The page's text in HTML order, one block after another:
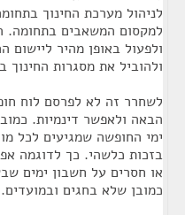
לניהול מערכת החינוך
למקסום המשאבים בתחומה.
ולפעול באופן מהיר
ולהוביל את מסגרות החינוך
לשחרר זה לא לפרסם לוח
הבאה ולאפשר דינמיות.
ימי החופשה שמגיעים לכל
בזכות כלשהי. כך לדוגמה
או חסרים על חשבון ימים
כמובן שלא בחגים ובמועדים.